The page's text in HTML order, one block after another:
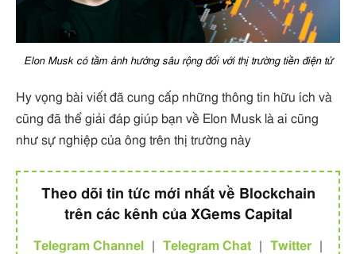
Elon Musk có tầm ảnh hưởng sâu rộng đối với thị trường tiền điện tử
Hy vọng bài viết đã cung cấp những thông tin hữu ích và
cũng đã thể giải đáp giúp bạn về Elon Musk là ai cũng
như sự nghiệp của ông trên thị trường này
Theo dõi tin tức mới nhất về Blockchain
trên các kênh của XGems Capital
Telegram Channel Telegram Chat Twitter